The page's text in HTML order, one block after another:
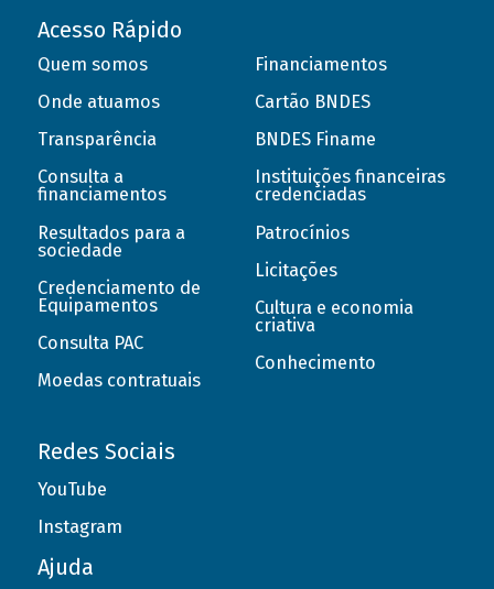
Acesso Rápido
Quem somos
Onde atuamos
Transparência
Consulta a
financiamentos
Resultados para a
sociedade
Credenciamento de
Equipamentos
Consulta PAC
Moedas contratuais
Financiamentos
Cartão BNDES
BNDES Finame
Instituições financeiras
credenciadas
Patrocínios
Licitações
Cultura e economia
criativa
Conhecimento
Redes Sociais
YouTube
Instagram
Ajuda